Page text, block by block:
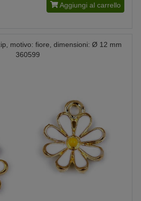
Aggiungi al carrello
motivo: fiore, dimensioni: Ø 12 mm
360599